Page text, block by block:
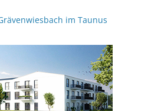
im Taunus